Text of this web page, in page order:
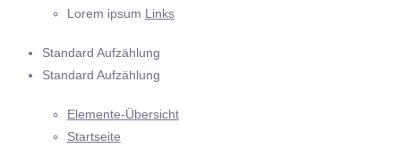
Lorem ipsum Links
Standard Aufzählung
Standard Aufzählung
Elemente-Übersicht
Startseite